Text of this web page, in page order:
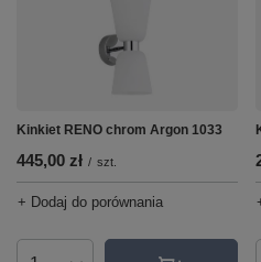
Kinkiet RENO chrom Argon 1033
445,00 zł / szt.
+ Dodaj do porównania